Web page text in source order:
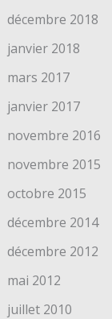
décembre 2018
janvier 2018
mars 2017
janvier 2017
novembre 2016
novembre 2015
octobre 2015
décembre 2014
décembre 2012
mai 2012
juillet 2010